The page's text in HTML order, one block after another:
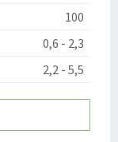
100
0,6 - 2,3
2,2 - 5,5